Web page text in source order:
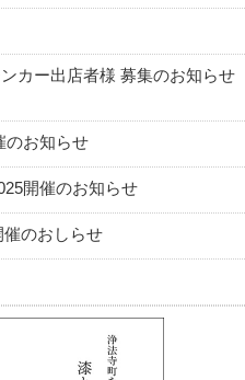
カー出店者様 募集のお知らせ
のお知らせ
開催のお知らせ
のおしらせ